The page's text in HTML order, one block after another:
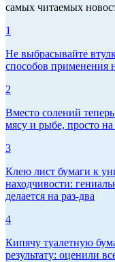
самых читаемых
1
Не выбрасывайте
способов применения
2
Вместо солений
мясу и рыбе, просто
3
Клею лист бумаги к
находчивости:
делается на раз-два
4
Кипячу туалетную
результату: оценили